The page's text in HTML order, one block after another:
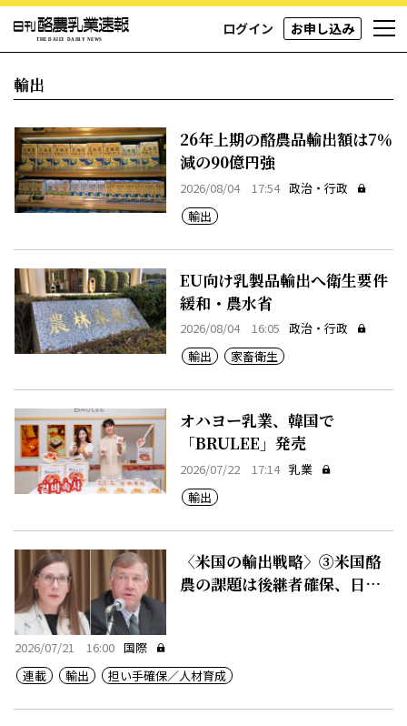
ログイン お申し込み
輸出
26年上期の酪農品輸出額は7％
減の90億円強
2026/08/04 17:54 政治・行政
輸出
EU向け乳製品輸出へ衛生要件
緩和・農水省
2026/08/04 16:05 政治・行政
輸出
家畜衛生
オハヨー乳業、韓国で
「BRULEE」発売
2026/07/22 17:14 乳業
輸出
〈米国の輸出戦略〉③米国酪
農の課題は後継者確保、日本
2026/07/21 16:00 国際
連載
輸出 担い手確保／人材育成